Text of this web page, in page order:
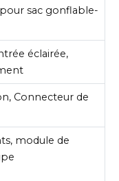
sac gonflable-
éclairée,
Connecteur de
module de